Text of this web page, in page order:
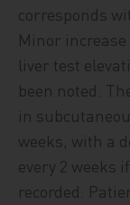
corresponds
Minor
liver test
been noted.
in
weeks, with a
every 2 weeks
recorded.